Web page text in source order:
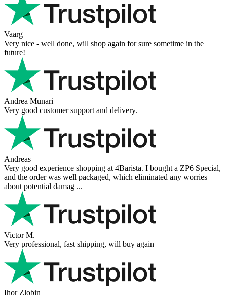
Vaarg
Very nice - well done, will shop again for sure sometime in the
future!
Andrea Munari
Very good customer support and delivery.
Andreas
Very good experience shopping at 4Barista. I bought a ZP6 Special,
and the order was well packaged, which eliminated any worries
about potential damag ...
Victor M.
Very professional, fast shipping, will buy again
Ihor Zlobin